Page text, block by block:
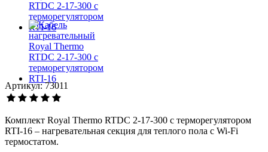
Артикул: 73011
Комплект Royal Thermo RTDC 2-17-300 с терморегулятором
RTI-16 – нагревательная секция для теплого пола с Wi-Fi
термостатом.